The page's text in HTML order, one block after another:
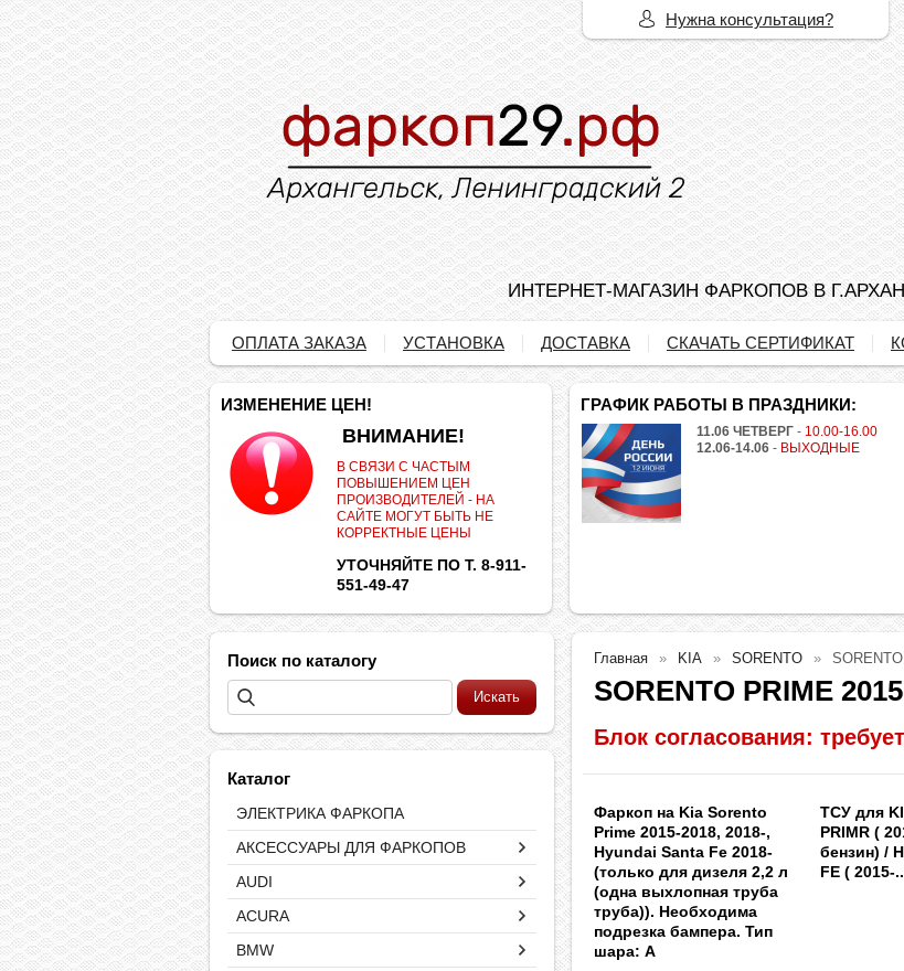
ИНТЕРНЕТ-МАГАЗИН ФАРКОПОВ В
ОПЛАТА ЗАКАЗА УСТАНОВКА ДОСТАВКА СКАЧАТЬ СЕРТИФИКАТ
ИЗМЕНЕНИЕ ЦЕН!
ВНИМАНИЕ!
В СВЯЗИ С ЧАСТЫМ
ПОВЫШЕНИЕМ ЦЕН
ПРОИЗВОДИТЕЛЕЙ - НА
САЙТЕ МОГУТ БЫТЬ НЕ
КОРРЕКТНЫЕ ЦЕНЫ
УТОЧНЯЙТЕ ПО Т. 8-911-
551-49-47
ГРАФИК РАБОТЫ В ПРАЗДНИКИ:
11.06 ЧЕТВЕРГ - 10.00-16.00
12.06-14.06 - ВЫХОДНЫЕ
Поиск по каталогу
Каталог
ЭЛЕКТРИКА ФАРКОПА
АКСЕССУАРЫ ДЛЯ ФАРКОПОВ
AUDI
ACURA
BMW
Главная KIA SORENTO
SORENTO PRIME
Блок согласования:
Фаркоп на Kia Sorento
Prime 2015-2018, 2018-,
Hyundai Santa Fe 2018-
(только для дизеля 2,2 л
(одна выхлопная труба
труба)). Необходима
подрезка бампера. Тип
шара: A
ТСУ для
PRIMR (
бензин) /
FE ( 2015-
Нужна консультация?